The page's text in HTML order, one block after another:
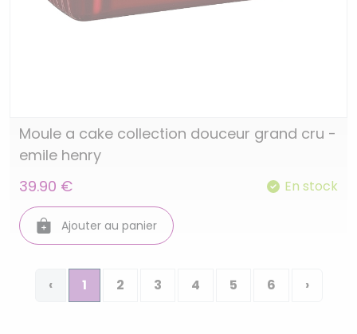
Moule a cake collection douceur grand cru -
emile henry
39.90 €
En stock
Ajouter au panier
‹ 1 2 3 4 5 6 ›